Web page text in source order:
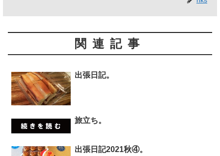
関連記事
出張日記。
旅立ち。
出張日記2021秋④。